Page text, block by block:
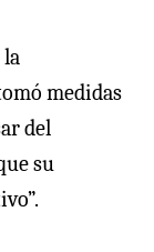
la
medidas
del
su